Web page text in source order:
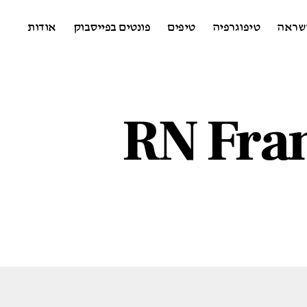
טיפוגרפיה טיפים פונטים בפייסבוק אודות
RN